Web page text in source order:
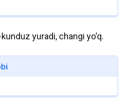
yuradi, changi yo‘q.